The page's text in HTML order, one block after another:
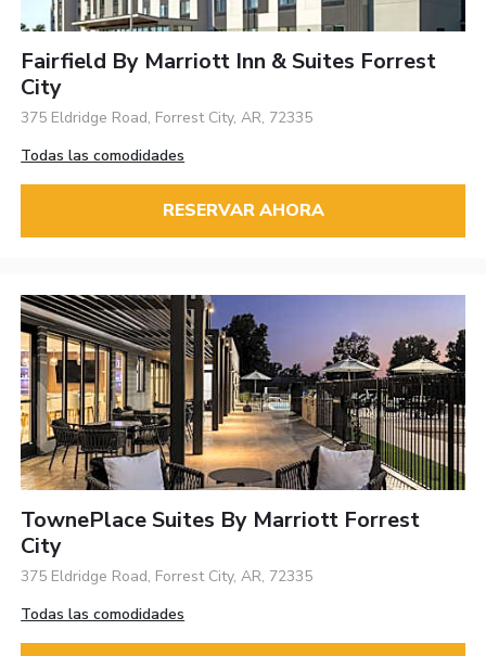
Fairfield By Marriott Inn & Suites Forrest
City
375 Eldridge Road, Forrest City, AR, 72335
Todas las comodidades
RESERVAR AHORA
TownePlace Suites By Marriott Forrest
City
375 Eldridge Road, Forrest City, AR, 72335
Todas las comodidades